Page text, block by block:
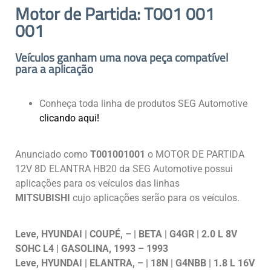
Motor de Partida: T001 001
001
Veículos ganham uma nova peça compatível
para a aplicação
Conheça toda linha de produtos SEG Automotive
clicando aqui!
Anunciado como T001001001 o MOTOR DE PARTIDA
12V 8D ELANTRA HB20 da SEG Automotive possui
aplicações para os veículos das linhas
MITSUBISHI cujo aplicações serão para os veículos.
Leve, HYUNDAI | COUPÉ, – | BETA | G4GR | 2.0 L 8V
SOHC L4 | GASOLINA, 1993 – 1993
Leve, HYUNDAI | ELANTRA, – | 18N | G4NBB | 1.8 L 16V